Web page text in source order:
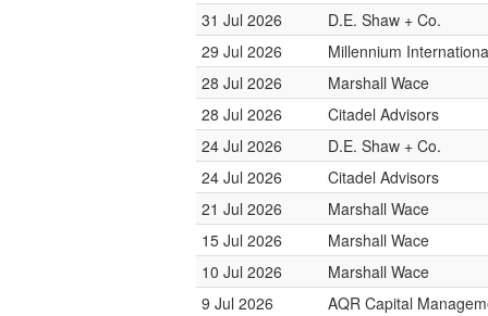
31 Jul 2026
D.E. Shaw + Co.
29 Jul 2026
Millennium
28 Jul 2026
Marshall Wace
28 Jul 2026
Citadel Advisors
24 Jul 2026
D.E. Shaw + Co.
24 Jul 2026
Citadel Advisors
21 Jul 2026
Marshall Wace
15 Jul 2026
Marshall Wace
10 Jul 2026
Marshall Wace
9 Jul 2026
AQR Capital